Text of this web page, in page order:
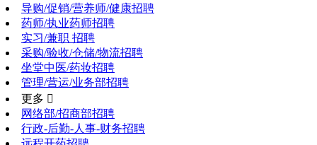
导购/促销/营养师/健康招聘
药师/执业药师招聘
实习/兼职 招聘
采购/验收/仓储/物流招聘
坐堂中医/药妆招聘
管理/营运/业务部招聘
更多 
网络部/招商部招聘
行政-后勤-人事-财务招聘